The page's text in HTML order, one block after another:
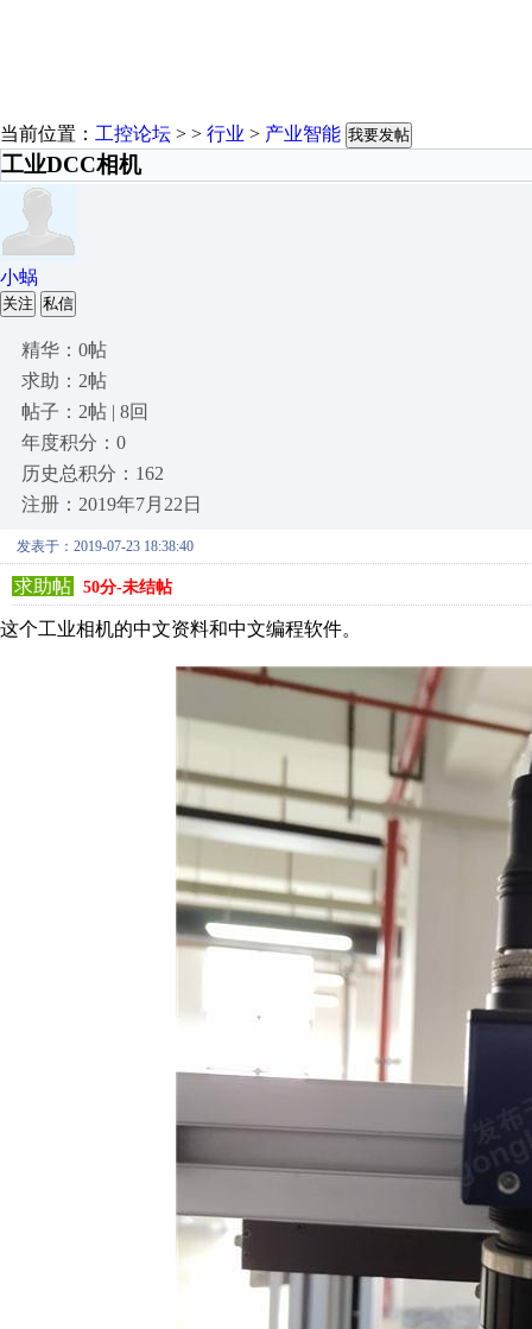
当前位置： 工控论坛 > > 行业 > 产业智能 我要发帖
工业DCC相机
小蜗
关注 私信
精华：0帖
求助：2帖
帖子：2帖 | 8回
年度积分：0
历史总积分：162
注册：2019年7月22日
发表于：2019-07-23 18:38:40
求助帖 50分-未结帖
这个工业相机的中文资料和中文编程软件。